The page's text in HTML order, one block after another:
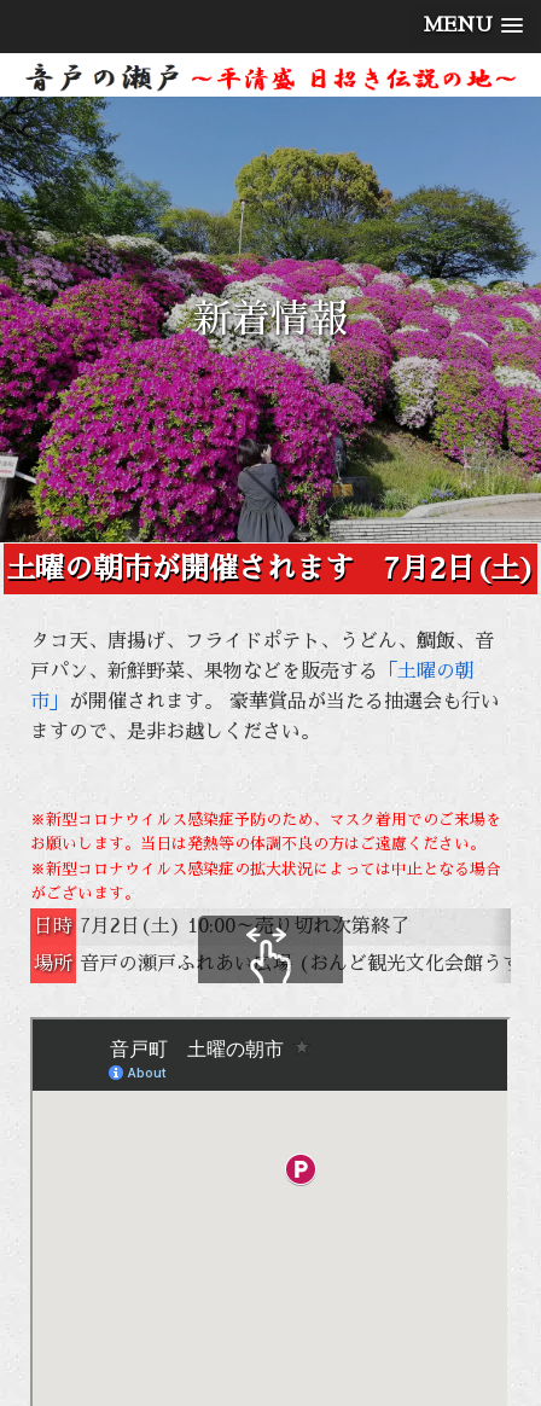
MENU
新着情報
土曜の朝市が開催されます 7月2日(土)
タコ天、唐揚げ、フライドポテト、うどん、鯛飯、音
戸パン、新鮮野菜、果物などを販売する
「土曜の朝
市」
が開催されます。 豪華賞品が当たる抽選会も行い
ますので、是非お越しください。
※新型コロナウイルス感染症予防のため、マスク着用でのご来場を
お願いします。当日は発熱等の体調不良の方はご遠慮ください。
※新型コロナウイルス感染症の拡大状況によっては中止となる場合
がございます。
日時 7月2日(土) 10:00～売り切れ次第終了
場所 音戸の瀬戸ふれあい広場 (おんど観光文化会館うず